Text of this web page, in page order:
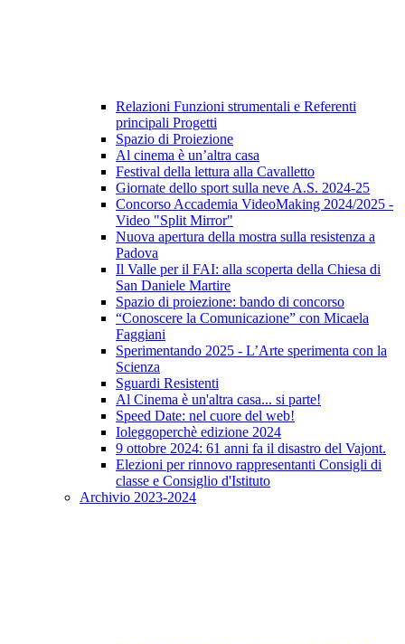
Relazioni Funzioni strumentali e Referenti
principali Progetti
Spazio di Proiezione
Al cinema è un’altra casa
Festival della lettura alla Cavalletto
Giornate dello sport sulla neve A.S. 2024-25
Concorso Accademia VideoMaking 2024/2025 -
Video "Split Mirror"
Nuova apertura della mostra sulla resistenza a
Padova
Il Valle per il FAI: alla scoperta della Chiesa di
San Daniele Martire
Spazio di proiezione: bando di concorso
“Conoscere la Comunicazione” con Micaela
Faggiani
Sperimentando 2025 - L’Arte sperimenta con la
Scienza
Sguardi Resistenti
Al Cinema è un'altra casa... si parte!
Speed Date: nel cuore del web!
Ioleggoperchè edizione 2024
9 ottobre 2024: 61 anni fa il disastro del Vajont.
Elezioni per rinnovo rappresentanti Consigli di
classe e Consiglio d'Istituto
Archivio 2023-2024